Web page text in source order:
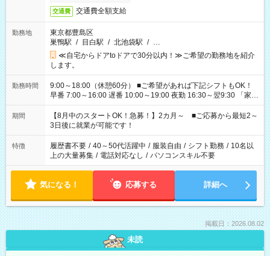
交通費 交通費全額支給
勤務地
東京都豊島区
巣鴨駅 / 目白駅 / 北池袋駅 / …
≪自宅からドアtoドアで30分以内！≫ご希望の勤務地を紹介
します。
勤務時間
9:00～18:00（休憩60分） ■ご希望があれば下記シフトもOK！
早番 7:00～16:00 遅番 10:00～19:00 夜勤 16:30～翌9:30 「家族
と休みを合わせたい」 「余裕を持って夕飯の準備がしたい」
「できれば残業はしたくない」 など、ご希望を教えてください
ね。 ※Wワーク希望の方へ 今ご覧のお仕事で希望する勤務時間
と、もう1つのお仕事の勤務時間。 合計で週40時間を超える場
合は応募できません。
期間
【8月中のスタートOK！急募！】2カ月～ ■ご応募から最短2～
3日後に就業が可能です！
特徴 履歴書不要 / 40～50代活躍中 / 服装自由 / シフト勤務 / 10名以
上の大量募集 / 電話対応なし / パソコンスキル不要
気になる！ 応募する 詳細へ
掲載日：2026.08.02
未読